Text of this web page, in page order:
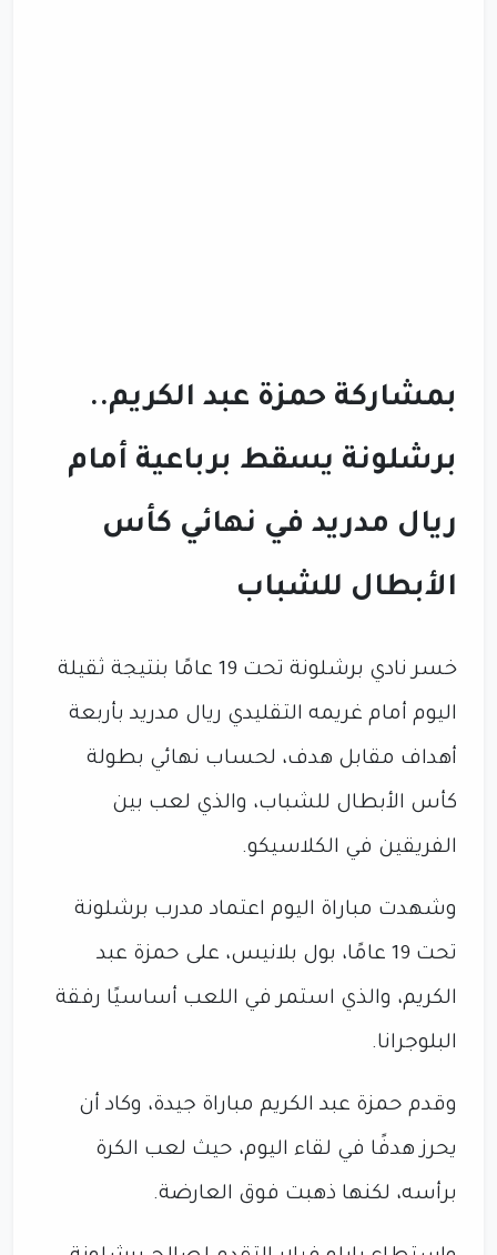
بمشاركة حمزة عبد الكريم..
برشلونة يسقط برباعية أمام
ريال مدريد في نهائي كأس
الأبطال للشباب
خسر نادي برشلونة تحت 19 عامًا بنتيجة ثقيلة
اليوم أمام غريمه التقليدي ريال مدريد بأربعة
أهداف مقابل هدف، لحساب نهائي بطولة
كأس الأبطال للشباب، والذي لعب بين
الفريقين في الكلاسيكو.
وشهدت مباراة اليوم اعتماد مدرب برشلونة
تحت 19 عامًا، بول بلانيس، على حمزة عبد
الكريم، والذي استمر في اللعب أساسيًا رفقة
البلوجرانا.
وقدم حمزة عبد الكريم مباراة جيدة، وكاد أن
يحرز هدفًا في لقاء اليوم، حيث لعب الكرة
برأسه، لكنها ذهبت فوق العارضة.